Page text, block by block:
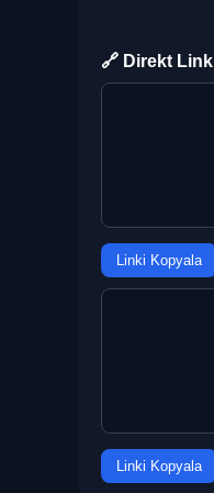
🔗 Direkt Link
Linki Kopyala
Linki Kopyala